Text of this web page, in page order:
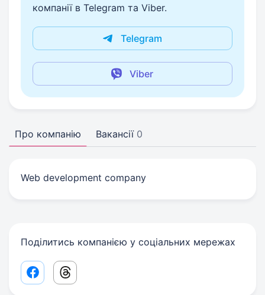
компанії в Telegram та Viber.
Telegram
Viber
Про компанію Вакансії 0
Web development company
Поділитись компанією у соціальних мережах
Facebook share link
Threads share link